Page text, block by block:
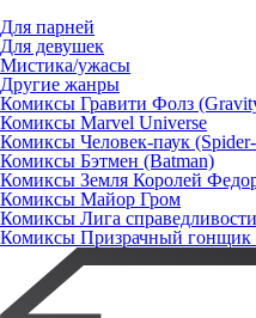
Для парней
Для девушек
Мистика/ужасы
Другие жанры
Комиксы Гравити Фолз
Комиксы Marvel Universe
Комиксы Человек-паук
Комиксы Бэтмен (Batman)
Комиксы Земля Королей
Комиксы Майор Гром
Комиксы Лига
Комиксы Призрачный гонщик